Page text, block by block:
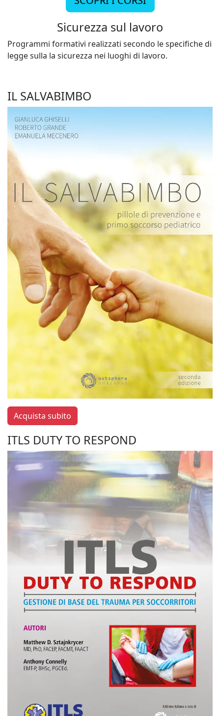
Sicurezza sul lavoro
Programmi formativi realizzati secondo le specifiche di
legge sulla la sicurezza nei luoghi di lavoro.
IL SALVABIMBO
Acquista subito
ITLS DUTY TO RESPOND